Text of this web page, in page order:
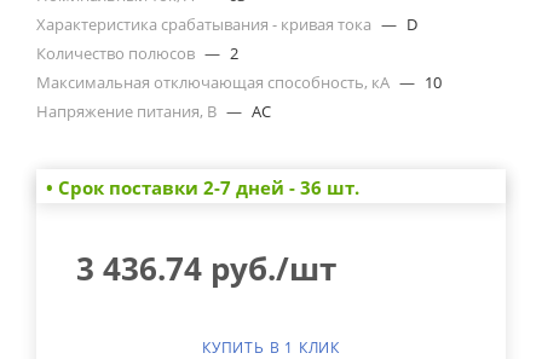
Характеристика срабатывания - кривая тока — D
Количество полюсов — 2
Максимальная отключающая способность, кА — 10
Напряжение питания, В — AC
• Cрок поставки 2-7 дней - 36 шт.
3 436.74 руб./шт
КУПИТЬ В 1 КЛИК